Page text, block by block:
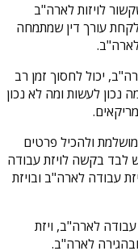
לויזות לארה"ב
עורך דין שמתמחה
יכול לחסוך זמן רב
נכון לעשות ומה לא נכון
ולהכיל פרטים
לבד בקשה לויזת עבודה
עבודה לארה"ב ובויזת
לארה"ב, ויזת